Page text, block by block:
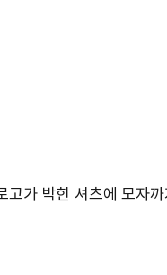
가 박힌 셔츠에 모자